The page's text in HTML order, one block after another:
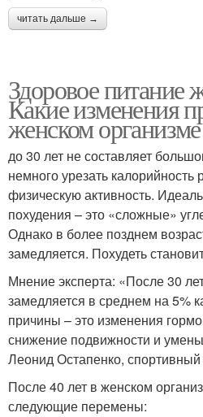
читать дальше →
Здоровое
Какие изменения
женском
до 30 лет не составляет
немного урезать калорийность
физическую активность.
похудения – это «сложные»
Однако в более позднем
замедляется. Похудеть
Мнение эксперта: «После 30
замедляется в среднем на 5%
причины – это изменения
снижение подвижности и
Леонид Остапенко, спортивный
После 40 лет в женском
следующие перемены: